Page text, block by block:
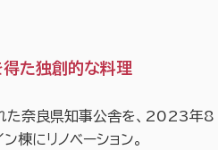
得た独創的な料理
た奈良県知事公舎を、2023年8
棟にリノベーション。